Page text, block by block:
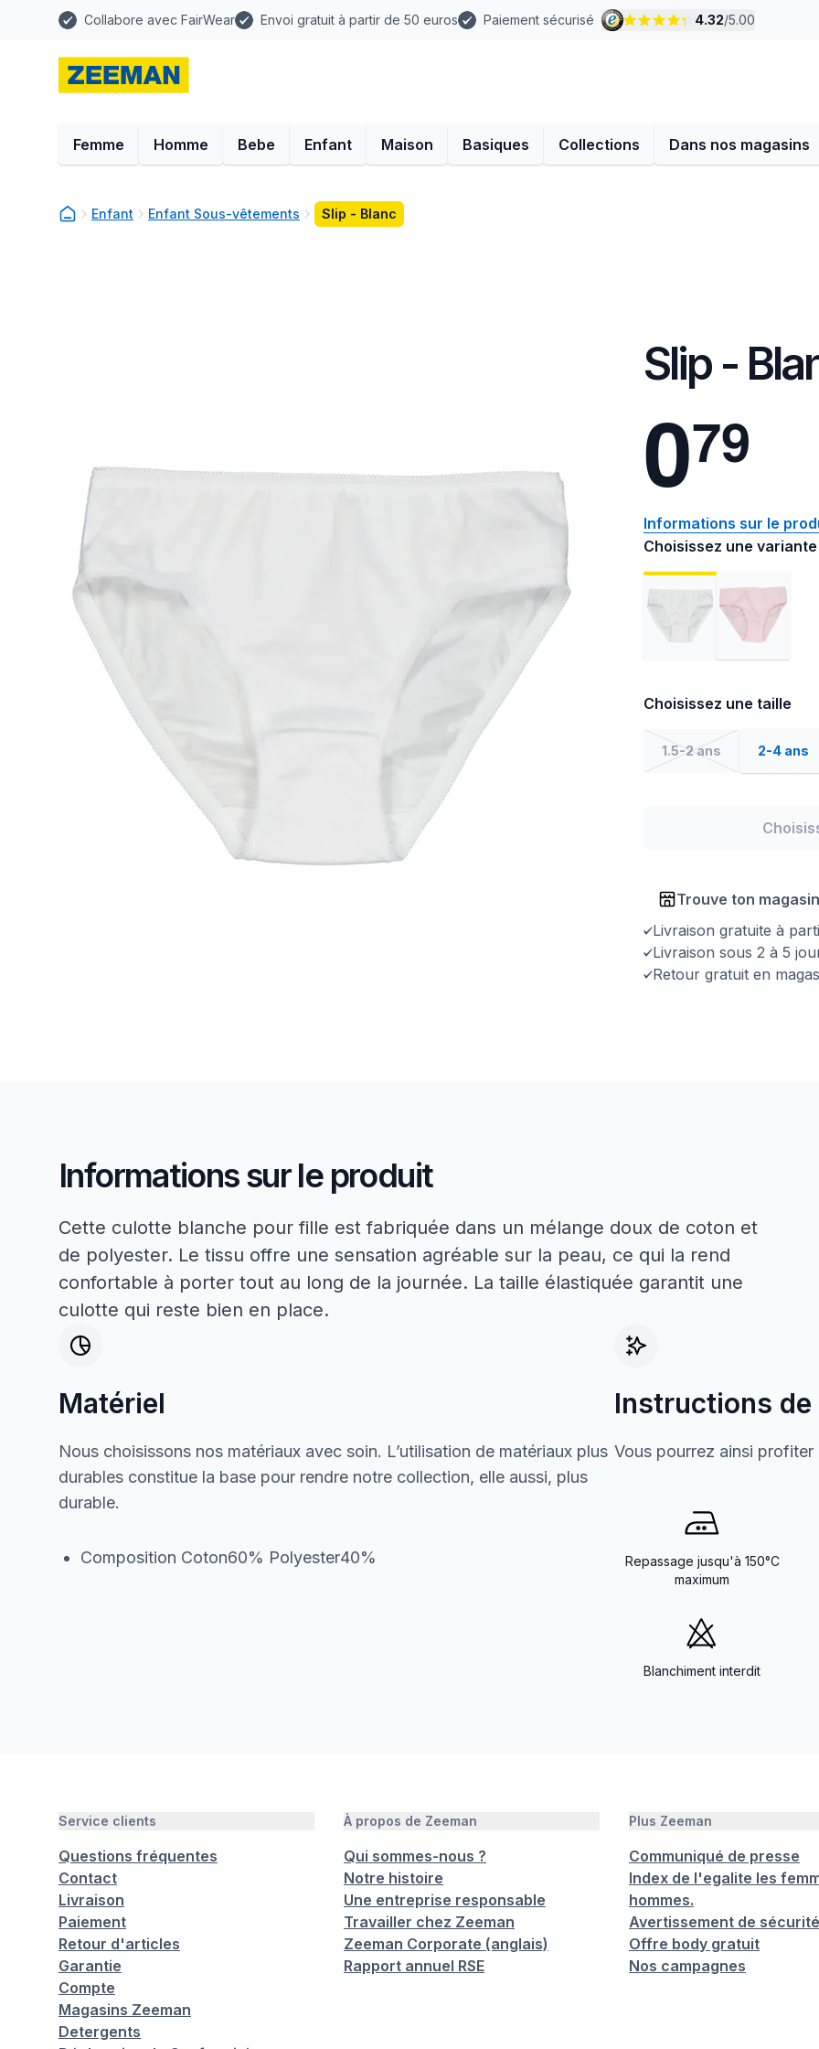
Collabore avec FairWear Envoi gratuit à partir de 50 euros Paiement sécurisé 4.32/5.00
Femme Homme Bebe Enfant Maison Basiques Collections Dans nos magasins
Enfant Enfant Sous-vêtements Slip - Blanc
Slip -
079
Informations sur le
Choisissez une variante
Choisissez une taille
1.5-2 ans 2-4 ans
Trouve ton magasin
Livraison gratuite à
Livraison sous 2 à 5
Retour gratuit en
Informations sur le produit
Cette culotte blanche pour fille est fabriquée dans un mélange doux de coton et
de polyester. Le tissu offre une sensation agréable sur la peau, ce qui la rend
confortable à porter tout au long de la journée. La taille élastiquée garantit une
culotte qui reste bien en place.
Matériel
Nous choisissons nos matériaux avec soin. L’utilisation de matériaux plus
durables constitue la base pour rendre notre collection, elle aussi, plus
durable.
Composition Coton60% Polyester40%
Instructions
Vous pourrez ainsi
Repassage jusqu'à 150°C
maximum
Blanchiment interdit
Service clients
Questions fréquentes
Contact
Livraison
Paiement
Retour d'articles
Garantie
Compte
Magasins Zeeman
Detergents
À propos de Zeeman
Qui sommes-nous ?
Notre histoire
Une entreprise responsable
Travailler chez Zeeman
Zeeman Corporate (anglais)
Rapport annuel RSE
Plus Zeeman
Communiqué de presse
Index de l'egalite les
hommes.
Avertissement de sécurité
Offre body gratuit
Nos campagnes